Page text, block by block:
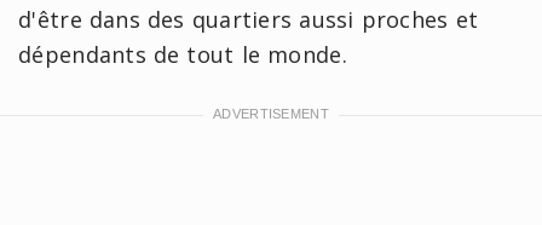
d'être dans des quartiers aussi proches et
dépendants de tout le monde.